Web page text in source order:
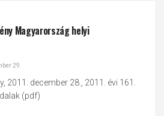
Magyarország helyi
29.
2011. december 28., 2011. évi 161.
(pdf)